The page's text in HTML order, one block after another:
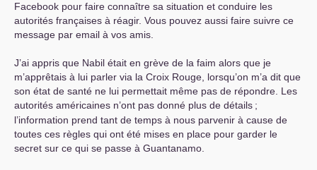
Facebook pour faire connaître sa situation et conduire les
autorités françaises à réagir. Vous pouvez aussi faire suivre ce
message par email à vos amis.
J’ai appris que Nabil était en grève de la faim alors que je
m’apprêtais à lui parler via la Croix Rouge, lorsqu’on m’a dit que
son état de santé ne lui permettait même pas de répondre. Les
autorités américaines n’ont pas donné plus de détails ;
l’information prend tant de temps à nous parvenir à cause de
toutes ces règles qui ont été mises en place pour garder le
secret sur ce qui se passe à Guantanamo.